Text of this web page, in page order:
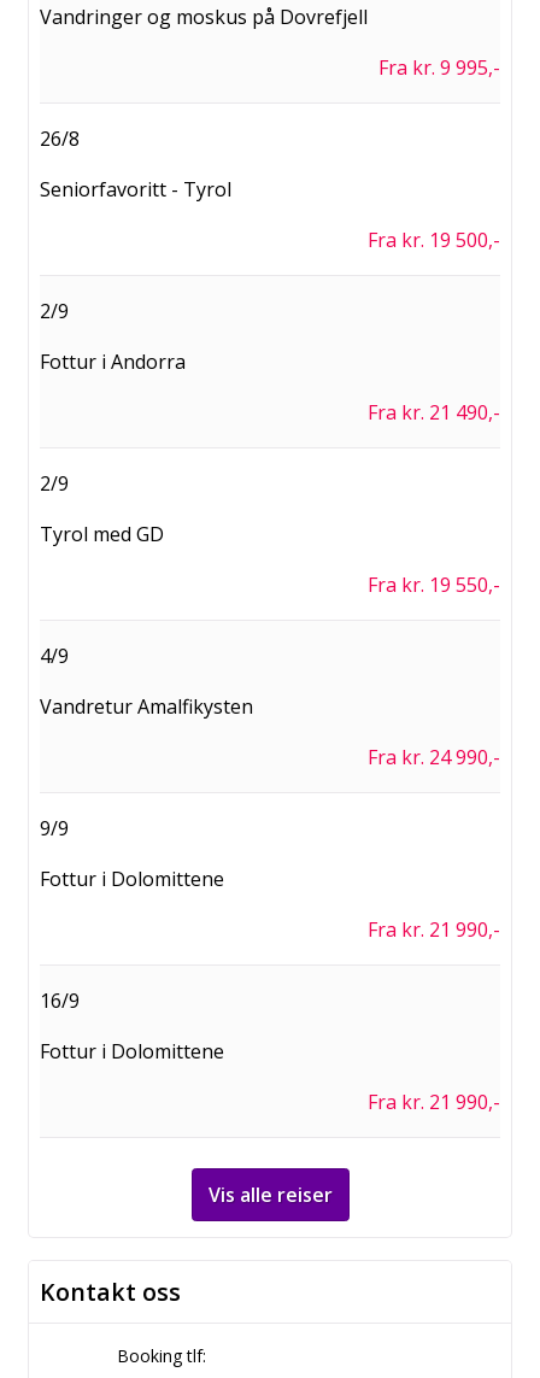
Vandringer og moskus på Dovrefjell
Fra kr. 9 995,-
26/8
Seniorfavoritt - Tyrol
Fra kr. 19 500,-
2/9
Fottur i Andorra
Fra kr. 21 490,-
2/9
Tyrol med GD
Fra kr. 19 550,-
4/9
Vandretur Amalfikysten
Fra kr. 24 990,-
9/9
Fottur i Dolomittene
Fra kr. 21 990,-
16/9
Fottur i Dolomittene
Fra kr. 21 990,-
Vis alle reiser
Kontakt oss
Booking tlf: